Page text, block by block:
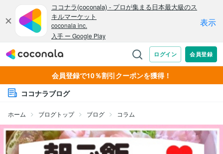
会員登録で10％割引クーポンを獲得！
ココナラブログ
ホーム ブログトップ ブログ コラム